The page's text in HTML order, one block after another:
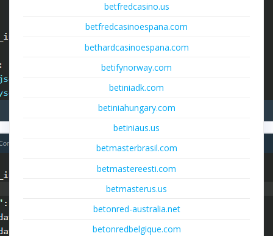
betfredcasino.us
betfredcasinoespana.com
bethardcasinoespana.com
betifynorway.com
betiniadk.com
betiniahungary.com
betiniaus.us
betmasterbrasil.com
betmastereesti.com
betmasterus.us
betonred-australia.net
betonredbelgique.com